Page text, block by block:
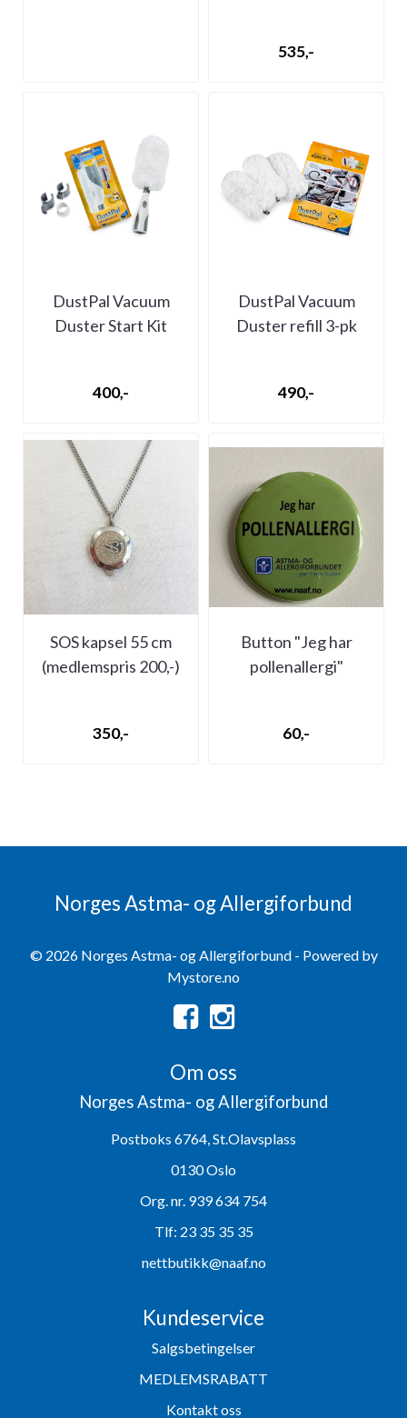
535,-
DustPal Vacuum
Duster Start Kit
400,-
DustPal Vacuum
Duster refill 3-pk
490,-
SOS kapsel 55 cm
(medlemspris 200,-)
350,-
Button "Jeg har
pollenallergi"
60,-
Norges Astma- og Allergiforbund
© 2026 Norges Astma- og Allergiforbund - Powered by
Mystore.no
Om oss
Norges Astma- og Allergiforbund
Postboks 6764, St.Olavsplass
0130 Oslo
Org. nr. 939 634 754
Tlf: 23 35 35 35
nettbutikk@naaf.no
Kundeservice
Salgsbetingelser
MEDLEMSRABATT
Kontakt oss